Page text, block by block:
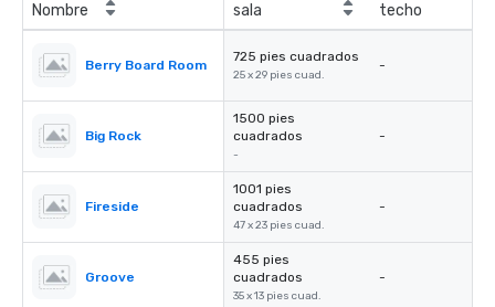
Nombre
sala
techo
Berry Board Room
725 pies cuadrados
25 x 29 pies cuad.
-
Big Rock
1500 pies
cuadrados
-
-
Fireside
1001 pies
cuadrados
47 x 23 pies cuad.
-
Groove
455 pies
cuadrados
35 x 13 pies cuad.
-